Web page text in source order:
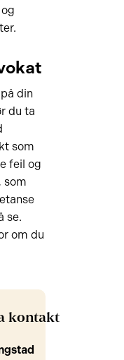
din
du ta
som
feil og
som
se.
om du
kontakt